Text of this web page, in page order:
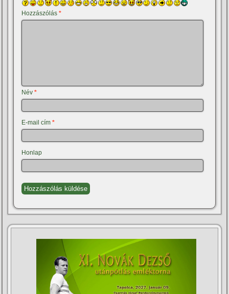
Hozzászólás*
Név*
E-mail cím*
Honlap